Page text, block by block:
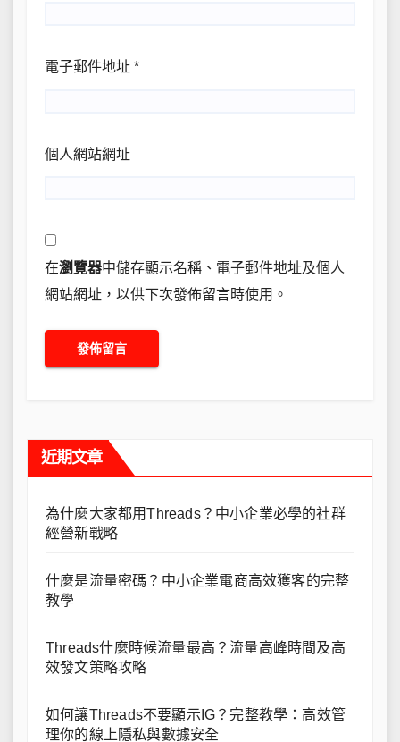
電子郵件地址 *
個人網站網址
在瀏覽器中儲存顯示名稱、電子郵件地址及個人
網站網址，以供下次發佈留言時使用。
近期文章
為什麼大家都用Threads？中小企業必學的社群
經營新戰略
什麼是流量密碼？中小企業電商高效獲客的完整
教學
Threads什麼時候流量最高？流量高峰時間及高
效發文策略攻略
如何讓Threads不要顯示IG？完整教學：高效管
理你的線上隱私與數據安全